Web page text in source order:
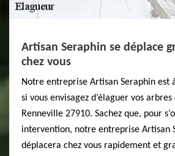
Artisan Seraphin se déplace
chez vous
Notre entreprise Artisan Seraphin est
si vous envisagez d’élaguer vos
Renneville 27910. Sachez que, pour
intervention, notre entreprise Artisan
déplacera chez vous rapidement et